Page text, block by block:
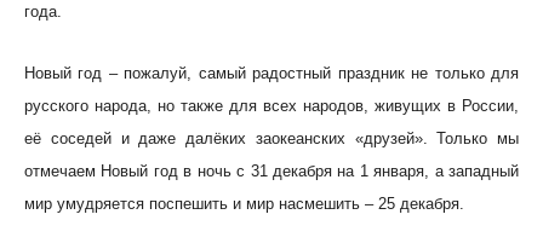
года.
Новый год – пожалуй, самый радостный праздник не только для
русского народа, но также для всех народов, живущих в России,
её соседей и даже далёких заокеанских «друзей». Только мы
отмечаем Новый год в ночь с 31 декабря на 1 января, а западный
мир умудряется поспешить и мир насмешить – 25 декабря.